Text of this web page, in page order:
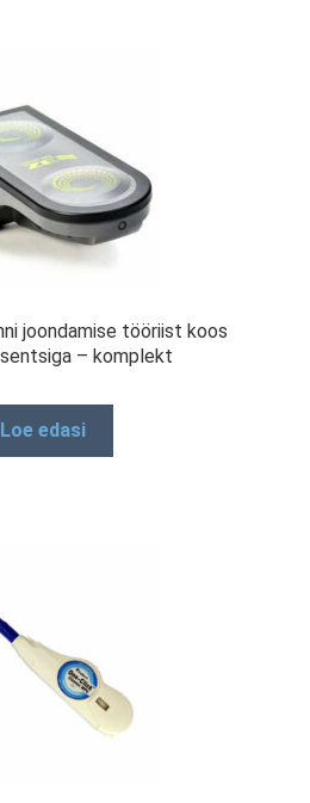
joondamise tööriist koos
– komplekt
Loe edasi